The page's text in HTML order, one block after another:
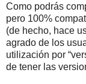
Como podrás
pero 100%
(de hecho, hace
agrado de los
utilización por
de tener las